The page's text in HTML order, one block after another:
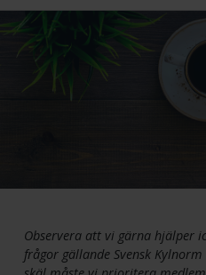
Om SKVP
Vad gör Svenska Kyl &
Varför bli medlem?
Medlemsförmåner
Observera att vi gärna hjälper
frågor gällande Svensk